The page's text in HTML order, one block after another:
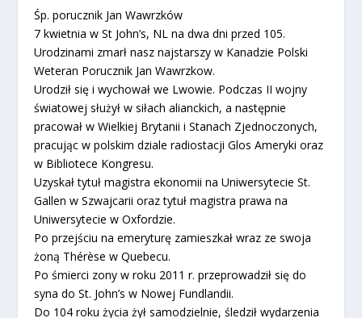
Śp. porucznik Jan Wawrzków
7 kwietnia w St John’s, NL na dwa dni przed 105.
Urodzinami zmarł nasz najstarszy w Kanadzie Polski
Weteran Porucznik Jan Wawrzkow.
Urodził się i wychował we Lwowie. Podczas II wojny
światowej służył w siłach alianckich, a następnie
pracował w Wielkiej Brytanii i Stanach Zjednoczonych,
pracując w polskim dziale radiostacji Glos Ameryki oraz
w Bibliotece Kongresu.
Uzyskał tytuł magistra ekonomii na Uniwersytecie St.
Gallen w Szwajcarii oraz tytuł magistra prawa na
Uniwersytecie w Oxfordzie.
Po przejściu na emeryturę zamieszkał wraz ze swoja
żoną Thérèse w Quebecu.
Po śmierci zony w roku 2011 r. przeprowadził się do
syna do St. John’s w Nowej Fundlandii.
Do 104 roku życia żył samodzielnie, śledził wydarzenia